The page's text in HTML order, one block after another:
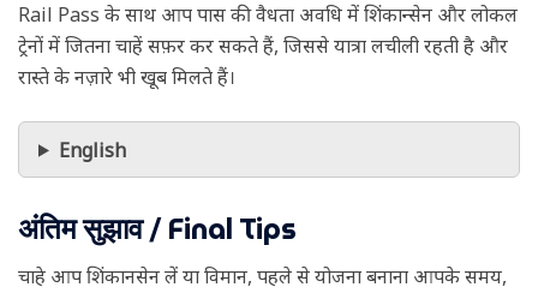
Rail Pass के साथ आप पास की वैधता अवधि में शिंकान्सेन और लोकल
ट्रेनों में जितना चाहें सफ़र कर सकते हैं, जिससे यात्रा लचीली रहती है और
रास्ते के नज़ारे भी खूब मिलते हैं।
English
अंतिम सुझाव / Final Tips
चाहे आप शिंकानसेन लें या विमान, पहले से योजना बनाना आपके समय,